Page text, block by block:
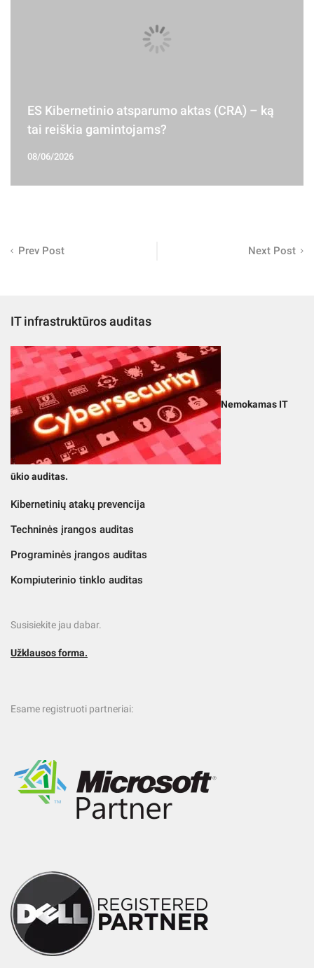
ES Kibernetinio atsparumo aktas (CRA) – ką
tai reiškia gamintojams?
08/06/2026
Prev Post Next Post
IT infrastruktūros auditas
Nemokamas IT
ūkio auditas.
Kibernetinių atakų prevencija
Techninės įrangos auditas
Programinės įrangos auditas
Kompiuterinio tinklo auditas
Susisiekite jau dabar.
Užklausos forma.
Esame registruoti partneriai: